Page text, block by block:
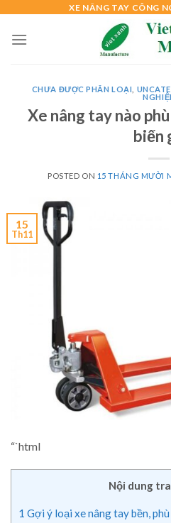
content
XE NÂNG TAY CÔNG
CHƯA ĐƯỢC PHÂN LOẠI
Xe nâng tay nào
biến
POSTED ON 15 THÁNG MƯỜI
15
Th11
“`html
Nội dung
1 Gợi ý loại xe nâng tay bền,